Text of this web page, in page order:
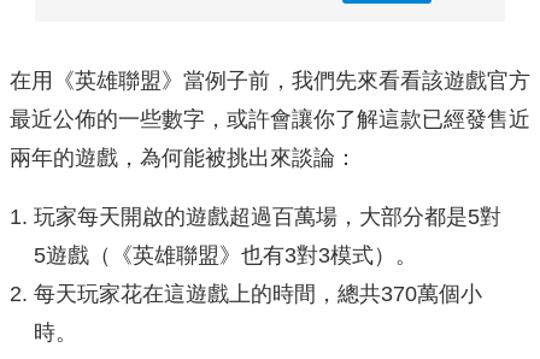
在用《英雄聯盟》當例子前，我們先來看看該遊戲官方
最近公佈的一些數字，或許會讓你了解這款已經發售近
兩年的遊戲，為何能被挑出來談論：
玩家每天開啟的遊戲超過百萬場，大部分都是5對
5遊戲（《英雄聯盟》也有3對3模式）。
每天玩家花在這遊戲上的時間，總共370萬個小
時。